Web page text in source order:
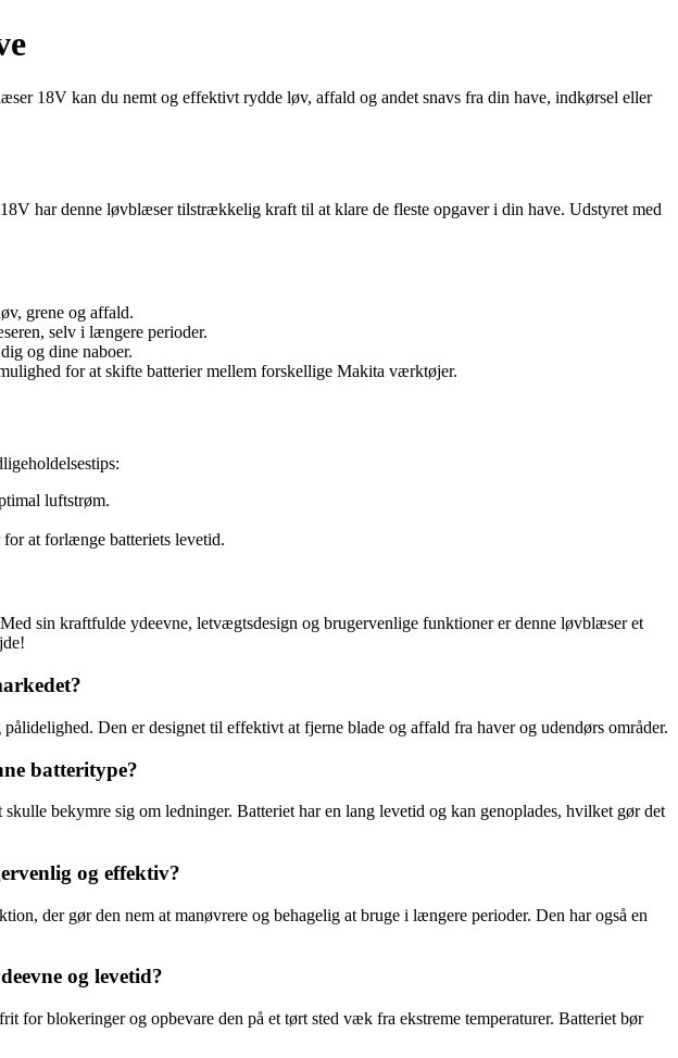
18V kan du nemt og effektivt rydde løv, affald og andet snavs fra din have, indkørsel eller
har denne løvblæser tilstrækkelig kraft til at klare de fleste opgaver i din have. Udstyret med
grene og affald.
selv i længere perioder.
og dine naboer.
for at skifte batterier mellem forskellige Makita værktøjer.
luftstrøm.
at forlænge batteriets levetid.
sin kraftfulde ydeevne, letvægtsdesign og brugervenlige funktioner er denne løvblæser et
Den er designet til effektivt at fjerne blade og affald fra haver og udendørs områder.
batteritype?
bekymre sig om ledninger. Batteriet har en lang levetid og kan genoplades, hvilket gør det
og effektiv?
der gør den nem at manøvrere og behagelig at bruge i længere perioder. Den har også en
og levetid?
blokeringer og opbevare den på et tørt sted væk fra ekstreme temperaturer. Batteriet bør